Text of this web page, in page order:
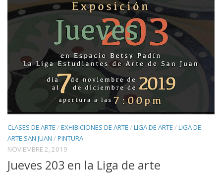
CLASES DE ARTE /EXHIBICIONES DE ARTE /LIGA DE ARTE /LIGA DE
ARTE SAN JUAN /PINTURA
NOVIEMBRE 2, 2019
Jueves 203 en la Liga de arte